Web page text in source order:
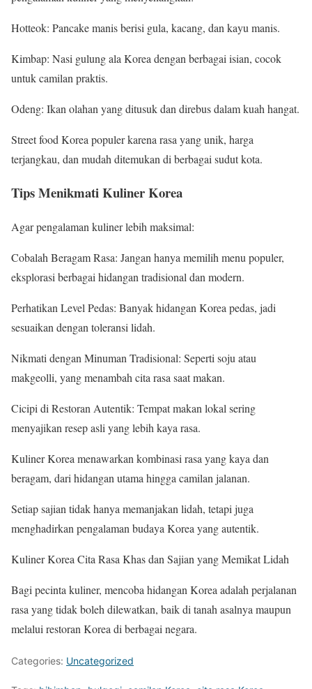
Hotteok: Pancake manis berisi gula, kacang, dan kayu manis.
Kimbap: Nasi gulung ala Korea dengan berbagai isian, cocok
untuk camilan praktis.
Odeng: Ikan olahan yang ditusuk dan direbus dalam kuah hangat.
Street food Korea populer karena rasa yang unik, harga
terjangkau, dan mudah ditemukan di berbagai sudut kota.
Tips Menikmati Kuliner Korea
Agar pengalaman kuliner lebih maksimal:
Cobalah Beragam Rasa: Jangan hanya memilih menu populer,
eksplorasi berbagai hidangan tradisional dan modern.
Perhatikan Level Pedas: Banyak hidangan Korea pedas, jadi
sesuaikan dengan toleransi lidah.
Nikmati dengan Minuman Tradisional: Seperti soju atau
makgeolli, yang menambah cita rasa saat makan.
Cicipi di Restoran Autentik: Tempat makan lokal sering
menyajikan resep asli yang lebih kaya rasa.
Kuliner Korea menawarkan kombinasi rasa yang kaya dan
beragam, dari hidangan utama hingga camilan jalanan.
Setiap sajian tidak hanya memanjakan lidah, tetapi juga
menghadirkan pengalaman budaya Korea yang autentik.
Kuliner Korea Cita Rasa Khas dan Sajian yang Memikat Lidah
Bagi pecinta kuliner, mencoba hidangan Korea adalah perjalanan
rasa yang tidak boleh dilewatkan, baik di tanah asalnya maupun
melalui restoran Korea di berbagai negara.
Categories: Uncategorized